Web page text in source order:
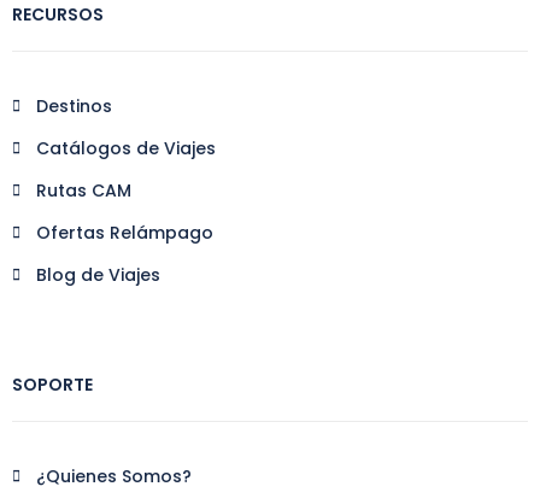
RECURSOS
Destinos
Catálogos de Viajes
Rutas CAM
Ofertas Relámpago
Blog de Viajes
SOPORTE
¿Quienes Somos?